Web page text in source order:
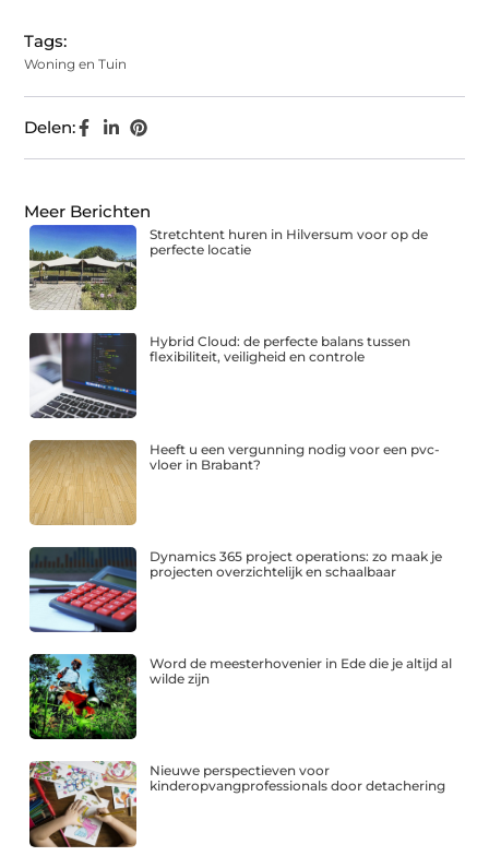
Tags:
Woning en Tuin
Delen:
Meer Berichten
Stretchtent huren in Hilversum voor op de
perfecte locatie
Hybrid Cloud: de perfecte balans tussen
flexibiliteit, veiligheid en controle
Heeft u een vergunning nodig voor een pvc-
vloer in Brabant?
Dynamics 365 project operations: zo maak je
projecten overzichtelijk en schaalbaar
Word de meesterhovenier in Ede die je altijd al
wilde zijn
Nieuwe perspectieven voor
kinderopvangprofessionals door detachering